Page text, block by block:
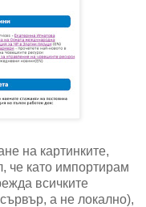
на картинките,
че като импортирам
всичките
а не локално),